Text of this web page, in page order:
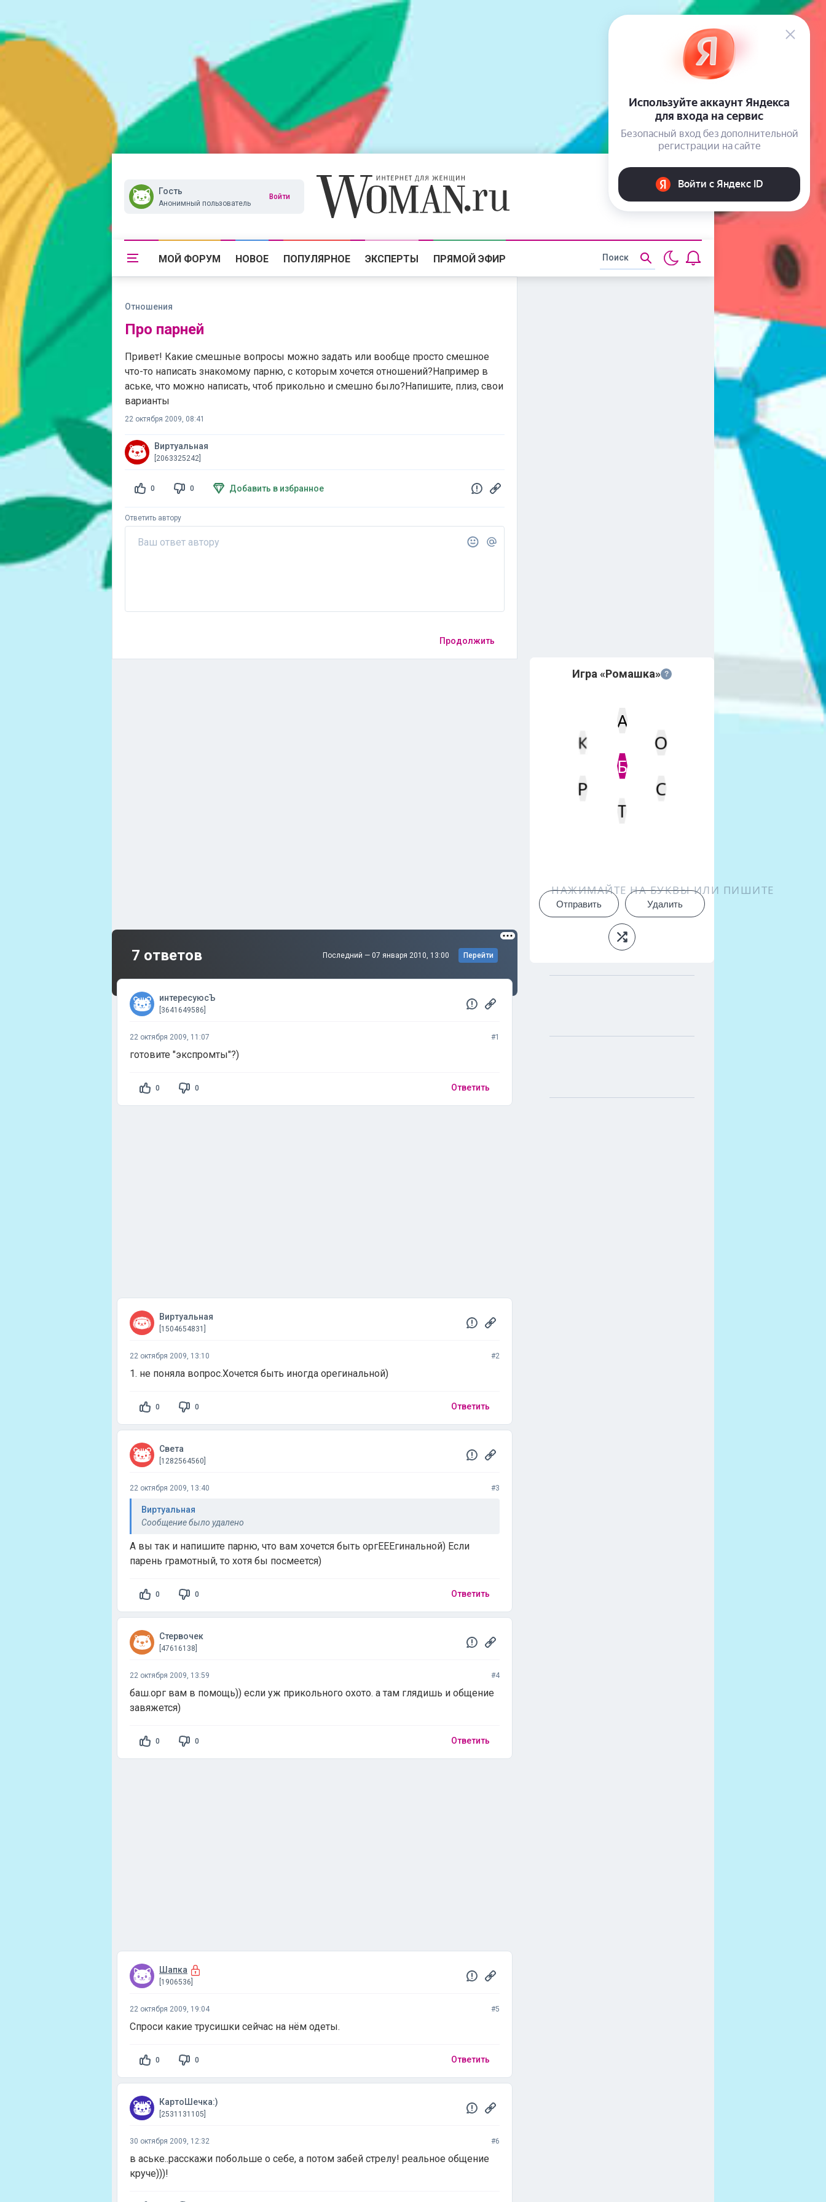
Гость
Анонимный пользователь
Войти
МОЙ ФОРУМ НОВОЕ ПОПУЛЯРНОЕ ЭКСПЕРТЫ ПРЯМОЙ ЭФИР
Отношения
Про парней
Привет! Какие смешные вопросы можно задать или вообще просто смешное
что-то написать знакомому парню, с которым хочется отношений?Например в
аське, что можно написать, чтоб прикольно и смешно было?Напишите, плиз, свои
варианты
22 октября 2009, 08:41
Виртуальная
[2063325242]
0 0 Добавить в избранное
Ответить автору
Продолжить
7 ответов Последний — 07 января 2010, 13:00 Перейти
интересуюсЪ
[3641649586]
22 октября 2009, 11:07 #1
готовите "экспромты"?)
0 0 Ответить
Виртуальная
[1504654831]
22 октября 2009, 13:10 #2
1. не поняла вопрос.Хочется быть иногда орегинальной)
0 0 Ответить
Света
[1282564560]
22 октября 2009, 13:40 #3
Виртуальная
Сообщение было удалено
А вы так и напишите парню, что вам хочется быть оргЕЕЕгинальной) Если
парень грамотный, то хотя бы посмеется)
0 0 Ответить
Стервочек
[47616138]
22 октября 2009, 13:59 #4
баш.орг вам в помощь)) если уж прикольного охото. а там глядишь и общение
завяжется)
0 0 Ответить
Шапка
[1906536]
22 октября 2009, 19:04 #5
Спроси какие трусишки сейчас на нём одеты.
0 0 Ответить
КартоШечка:)
[2531131105]
30 октября 2009, 12:32 #6
в аське..расскажи побольше о себе, а потом забей стрелу! реальное общение
круче)))!
Игра «Ромашка» ?
Мин. кол-во очков
Б
А
К
О
Р
С
Т
НАЖИМАЙТЕ НА БУКВЫ ИЛИ ПИШИТЕ
Отправить Удалить